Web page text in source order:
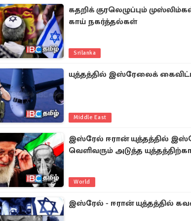
கதறிக் குரலெழுப்பும்
காய் நகர்த்தல்கள்
Srilanka
யுத்தத்தில் இஸ்ரேலைக்
Middle East
இஸ்ரேல் ஈரான் யுத்தத்தில்
வெளிவரும் அடுத்த
World
இஸ்ரேல் - ஈரான் யுத்தத்தில்